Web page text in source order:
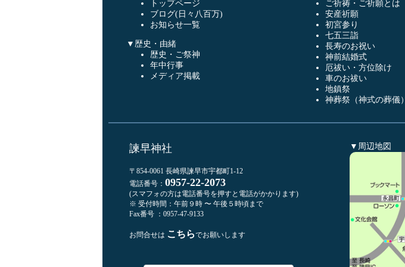
トップページ
ブログ(日々八百万)
お知らせ一覧
▼歴史・由緒
歴史・ご祭神
年中行事
メディア掲載
ご祈祷・ご祈願とは
安産祈願
初宮参り
七五三詣
長寿のお祝い
神前結婚式
厄祓い・方位除け
車のお祓い
地鎮祭
神葬祭（神式の葬儀）
諫早神社
〒854-0061 長崎県諫早市宇都町1-12
電話番号： 0957-22-2073
(スマフォの方は電話番号を押すと電話がかかります)
※ 受付時間：午前９時 〜 午後５時頃まで
Fax番号 ：0957-47-9133
お問合せは こちらでお願いします
▼周辺地図